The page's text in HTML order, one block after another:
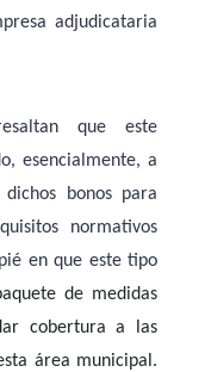
adjudicataria
que este
esencialmente, a
bonos para
normativos
en que este tipo
de medidas
cobertura a las
área municipal.